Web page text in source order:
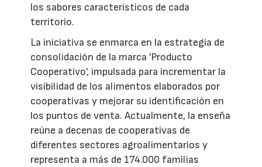
los sabores característicos de cada
territorio.
La iniciativa se enmarca en la estrategia de
consolidación de la marca 'Producto
Cooperativo', impulsada para incrementar la
visibilidad de los alimentos elaborados por
cooperativas y mejorar su identificación en
los puntos de venta. Actualmente, la enseña
reúne a decenas de cooperativas de
diferentes sectores agroalimentarios y
representa a más de 174.000 familias